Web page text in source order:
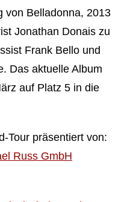
von Belladonna, 2013
Jonathan Donais zu
Frank Bello und
Das aktuelle Album
auf Platz 5 in die
Tour präsentiert von:
Russ GmbH